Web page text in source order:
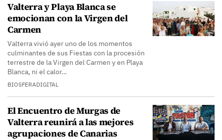
Valterra y Playa Blanca se
emocionan con la Virgen del
Carmen
Valterra vivió ayer uno de los momentos
culminantes de sus Fiestas con la procesión
terrestre de la Virgen del Carmen y en Playa
Blanca, ni el calor…
BIOSFERADIGITAL
El Encuentro de Murgas de
Valterra reunirá a las mejores
agrupaciones de Canarias